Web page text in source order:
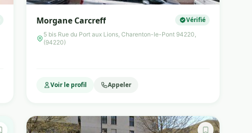
Morgane Carcreff Vérifié
5 bis Rue du Port aux Lions, Charenton-le-Pont 94220,
(94220)
Voir le profil Appeler